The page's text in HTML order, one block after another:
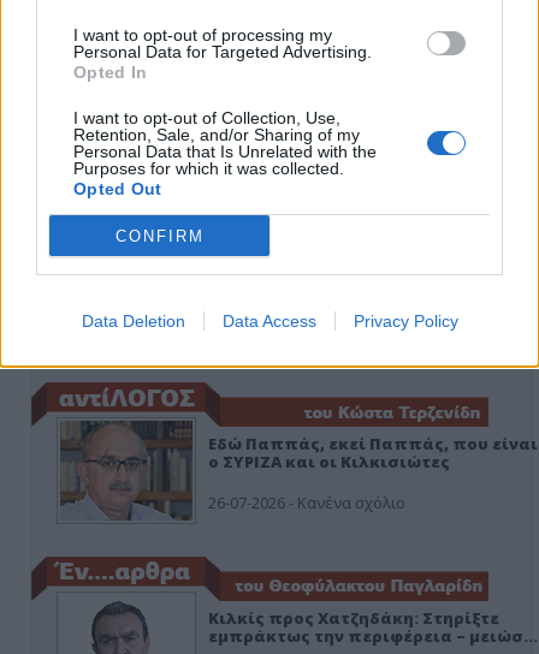
I want to opt-out of processing my
Personal Data for Targeted Advertising.
Opted In
I want to opt-out of Collection, Use,
Retention, Sale, and/or Sharing of my
Personal Data that Is Unrelated with the
Purposes for which it was collected.
Opted Out
CONFIRM
Data Deletion Data Access Privacy Policy
Εδώ Παππάς, εκεί Παππάς, που είναι
ο ΣΥΡΙΖΑ και οι Κιλκισιώτες
26-07-2026 - Κανένα σχόλιο
Κιλκίς προς Χατζηδάκη: Στηρίξτε
εμπράκτως την περιφέρεια – μειώσ…